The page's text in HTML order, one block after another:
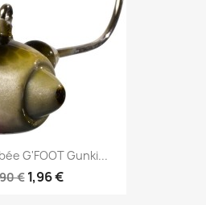
G'FOOT Gunki...
€ 1,96 €